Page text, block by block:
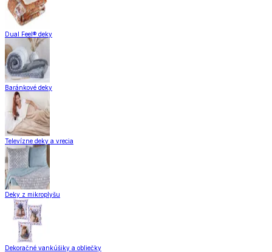
Dual Feel® deky
Baránkové deky
Televízne deky a vrecia
Deky z mikroplyšu
Dekoračné vankúšiky a obliečky